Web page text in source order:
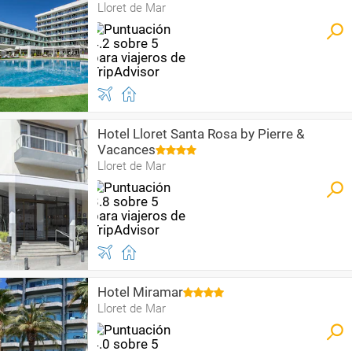
Lloret de Mar
Hotel Lloret Santa Rosa by Pierre &
Vacances
Lloret de Mar
Hotel Miramar
Lloret de Mar